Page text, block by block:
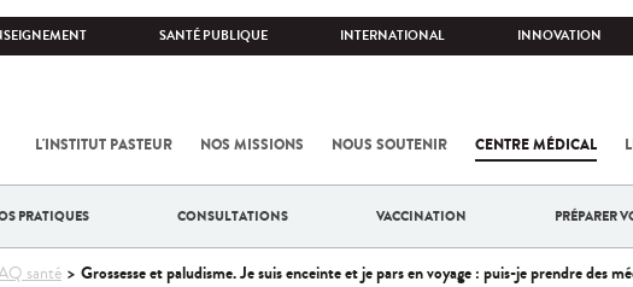
SANTÉ PUBLIQUE INTERNATIONAL INNOVATION
L'INSTITUT PASTEUR NOS MISSIONS NOUS SOUTENIR CENTRE MÉDICAL
PRATIQUES CONSULTATIONS VACCINATION PRÉPARER
santé Grossesse et paludisme. Je suis enceinte et je pars en voyage : puis-je prendre des